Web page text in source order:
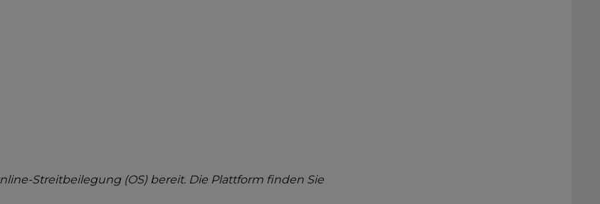
Streitbeilegung (OS) bereit. Die Plattform finden Sie